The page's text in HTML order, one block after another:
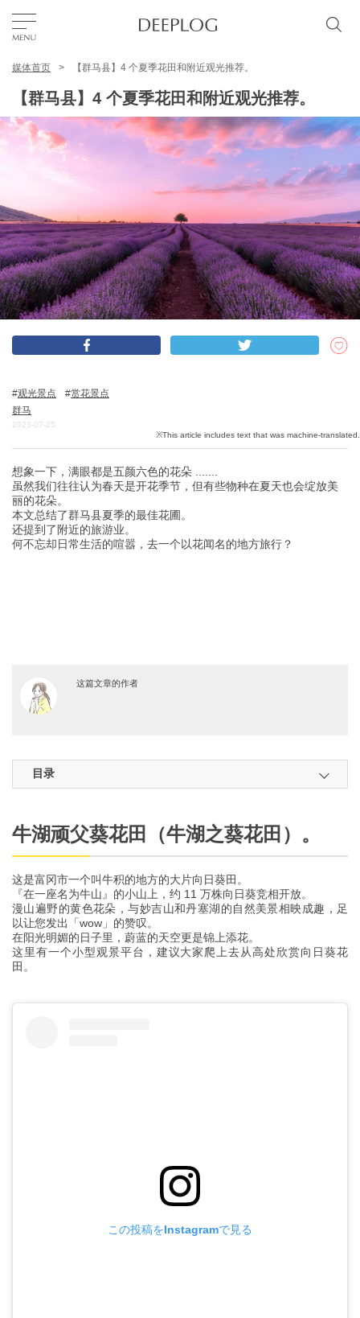
TOP
特色主题
简体中文
USD
联系我们
网站营运公司
招募旅游作家
媒体首页 【群马县】4 个夏季花田和附近观光推荐。
【群马县】4 个夏季花田和附近观光推荐。
观光景点
赏花景点
群马
2023-07-25
想象一下，满眼都是五颜六色的花朵 .......
虽然我们往往认为春天是开花季节，但有些物种在夏天也会绽放美
丽的花朵。
本文总结了群马县夏季的最佳花圃。
还提到了附近的旅游业。
何不忘却日常生活的喧嚣，去一个以花闻名的地方旅行？
这篇文章的作者
目录
牛湖顽父葵花田（牛湖之葵花田）。
这是富冈市一个叫牛积的地方的大片向日葵田。
『在一座名为牛山』的小山上，约 11 万株向日葵竞相开放。
漫山遍野的黄色花朵，与妙吉山和丹塞湖的自然美景相映成趣，足
以让您发出「wow」的赞叹。
在阳光明媚的日子里，蔚蓝的天空更是锦上添花。
这里有一个小型观景平台，建议大家爬上去从高处欣赏向日葵花
田。
この投稿をInstagramで見る